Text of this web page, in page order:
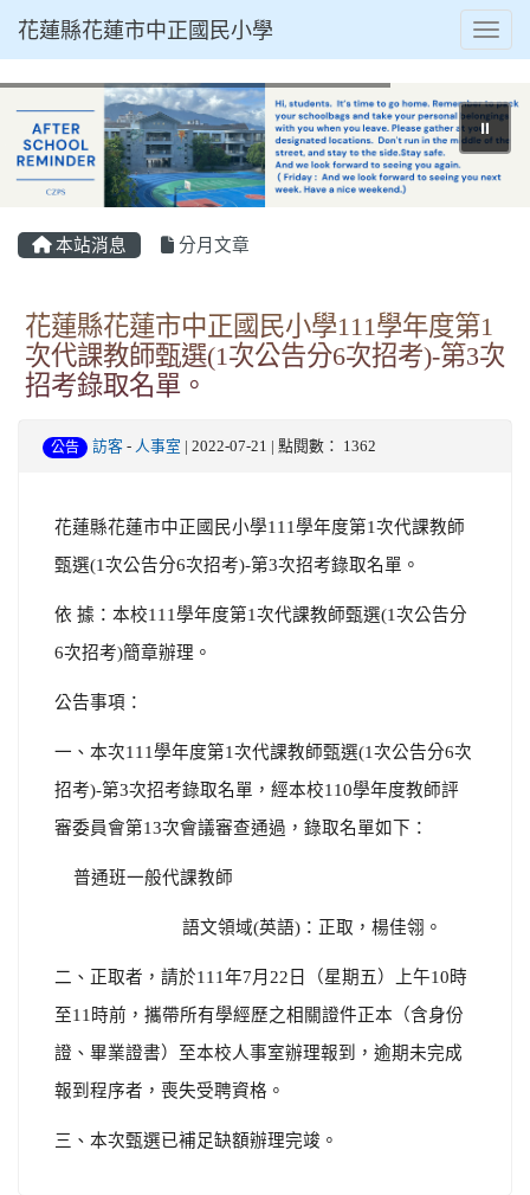
花蓮縣花蓮市中正國民小學
⏸
本站消息 分月文章
花蓮縣花蓮市中正國民小學111學年度第1
次代課教師甄選(1次公告分6次招考)-第3次
招考錄取名單。
公告 訪客 - 人事室 | 2022-07-21 | 點閱數： 1362
花蓮縣花蓮市中正國民小學111學年度第1次代課教師
甄選(1次公告分6次招考)-第3次招考錄取名單。
依 據：本校111學年度第1次代課教師甄選(1次公告分
6次招考)簡章辦理。
公告事項：
一、 本次111學年度第1次代課教師甄選(1次公告分6次
招考)-第3次招考錄取名單，經本校110學年度教師評
審委員會第13次會議審查通過，錄取名單如下：
普通班一般代課教師
語文領域(英語)： 正取，楊佳翎。
二、正取者，請於111年7月 22 日（星期五）上午10時
至11 時前，攜帶所有學經歷之相關證件正本（含身份
證、畢業證書）至本校人事室辦理報到，逾期未完成
報到程序者，喪失受聘資格。
三、本次甄選已補足缺額辦理完竣。